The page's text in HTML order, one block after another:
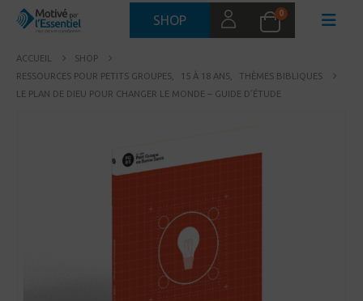
SHOP 0
ACCUEIL
SHOP
RESSOURCES POUR PETITS GROUPES
15 À 18 ANS
THÈMES BIBLIQUES
LE PLAN DE DIEU POUR CHANGER LE MONDE – GUIDE D’ÉTUDE